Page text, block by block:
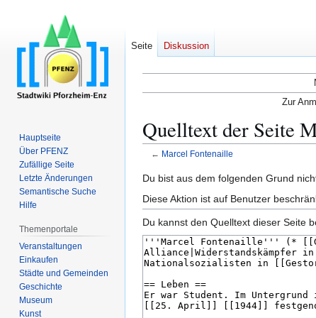
Zur
Quelltext der Seite
← Marcel Fontenaille
Zur
Navigation
springen
Zur
Suche
springen
Du bist aus dem folgenden Grund
Diese Aktion ist auf Benutzer
Du kannst den Quelltext dieser Seite
Seite Diskussion
Hauptseite
Über PFENZ
Zufällige Seite
Letzte Änderungen
Semantische Suche
Hilfe
Themenportale
Veranstaltungen
Einkaufen
Städte und Gemeinden
Geschichte
Museum
Kunst